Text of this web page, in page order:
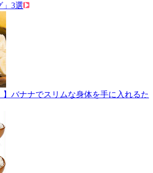
」3選
】バナナでスリムな身体を手に入れるた